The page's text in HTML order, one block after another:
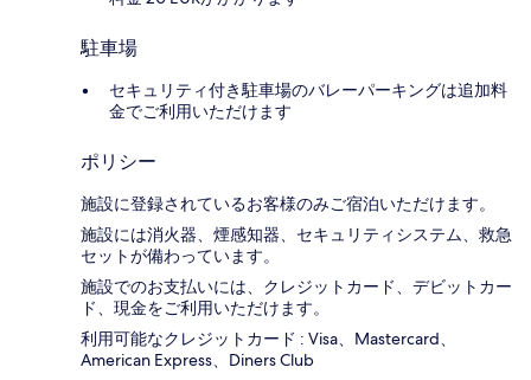
駐車場
セキュリティ付き駐車場のバレーパーキングは追加料
金でご利用いただけます
ポリシー
施設に登録されているお客様のみご宿泊いただけます。
施設には消火器、煙感知器、セキュリティシステム、救急
セットが備わっています。
施設でのお支払いには、クレジットカード、デビットカー
ド、現金をご利用いただけます。
利用可能なクレジットカード : Visa、Mastercard、
American Express、Diners Club